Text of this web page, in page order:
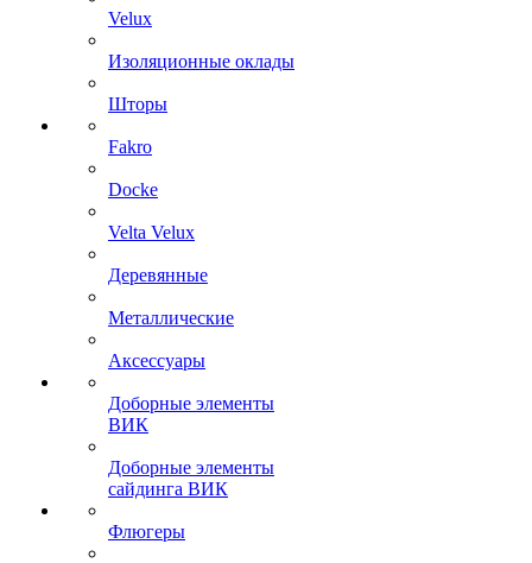
Velux
Изоляционные оклады
Шторы
Fakro
Docke
Velta Velux
Деревянные
Металлические
Аксессуары
Доборные элементы
ВИК
Доборные элементы
сайдинга ВИК
Флюгеры